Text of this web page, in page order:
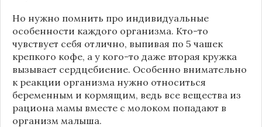
Но нужно помнить про индивидуальные
особенности каждого организма. Кто-то
чувствует себя отлично, выпивая по 5 чашек
крепкого кофе, а у кого-то даже вторая кружка
вызывает сердцебиение. Особенно внимательно
к реакции организма нужно относиться
беременным и кормящим, ведь все вещества из
рациона мамы вместе с молоком попадают в
организм малыша.